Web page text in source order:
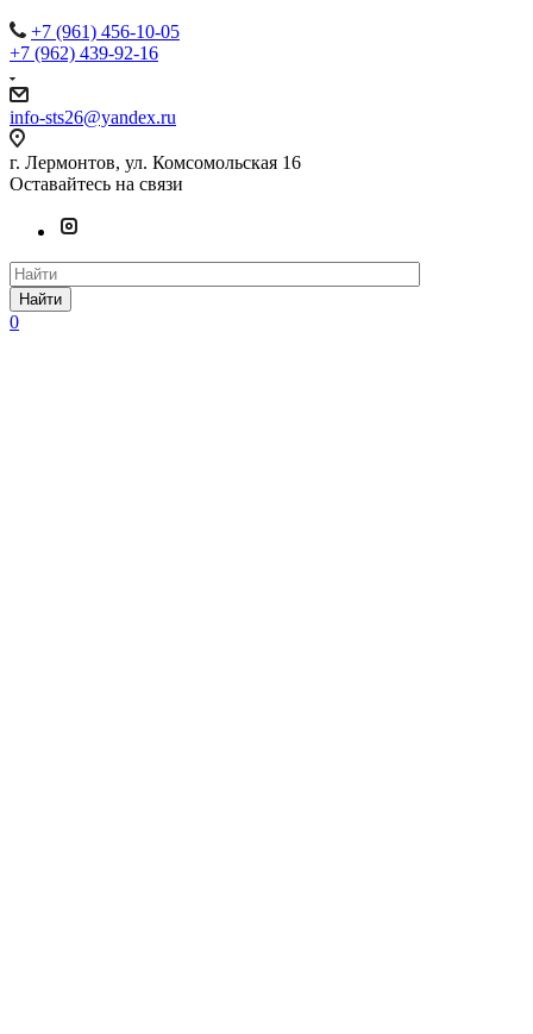
+7 (961) 456-10-05
+7 (962) 439-92-16
info-sts26@yandex.ru
г. Лермонтов, ул. Комсомольская 16
Оставайтесь на связи
Найти
0